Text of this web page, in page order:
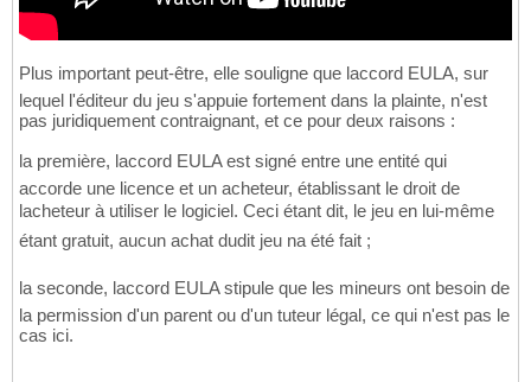
Plus important peut-être, elle souligne que laccord EULA, sur
lequel l'éditeur du jeu s'appuie fortement dans la plainte, n'est
pas juridiquement contraignant, et ce pour deux raisons :
la première, laccord EULA est signé entre une entité qui
accorde une licence et un acheteur, établissant le droit de
lacheteur à utiliser le logiciel. Ceci étant dit, le jeu en lui-même
étant gratuit, aucun achat dudit jeu na été fait ;
la seconde, laccord EULA stipule que les mineurs ont besoin de
la permission d'un parent ou d'un tuteur légal, ce qui n'est pas le
cas ici.